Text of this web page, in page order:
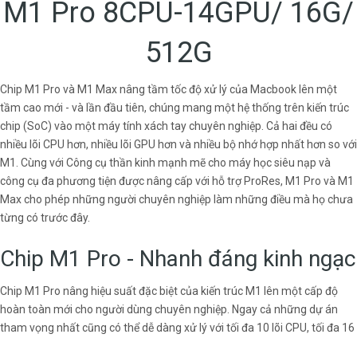
M1 Pro 8CPU-14GPU/ 16G/
512G
Chip M1 Pro và M1 Max nâng tầm tốc độ xử lý của Macbook lên một
tầm cao mới - và lần đầu tiên, chúng mang một hệ thống trên kiến trúc
chip (SoC) vào một máy tính xách tay chuyên nghiệp. Cả hai đều có
nhiều lõi CPU hơn, nhiều lõi GPU hơn và nhiều bộ nhớ hợp nhất hơn so với
M1. Cùng với Công cụ thần kinh mạnh mẽ cho máy học siêu nạp và
công cụ đa phương tiện được nâng cấp với hỗ trợ ProRes, M1 Pro và M1
Max cho phép những người chuyên nghiệp làm những điều mà họ chưa
từng có trước đây.
Chip M1 Pro - Nhanh đáng kinh ngạc
Chip M1 Pro nâng hiệu suất đặc biệt của kiến trúc M1 lên một cấp độ
hoàn toàn mới cho người dùng chuyên nghiệp. Ngay cả những dự án
tham vọng nhất cũng có thể dễ dàng xử lý với tối đa 10 lõi CPU, tối đa 16